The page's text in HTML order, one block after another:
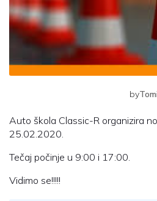
by
Auto škola Classic-R organizira
25.02.2020.
Tečaj počinje u 9:00 i 17:00.
Vidimo se!!!!!